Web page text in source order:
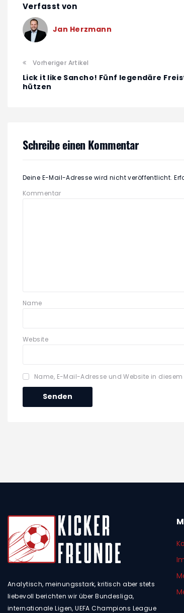
Verfasst von
Jan Herzmann
Vorheriger Artikel
Lick it like Sancho! Fünf legendäre
hützen
Schreibe einen Kommentar
Deine E-Mail-Adresse wird nicht veröffentlicht.
Kommentar
Name
Website
Name, E-Mail-Adresse und Website in
Analytisch, meinungsstark, kritisch aber stets
liebevoll berichten wir über Bundesliga,
internationale Ligen, UEFA Champions League